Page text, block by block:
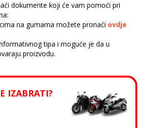
dokumente koji će vam pomoći pri
na gumama možete pronaći ovdje
tipa i moguće je da u
proizvodu.
IZABRATI?